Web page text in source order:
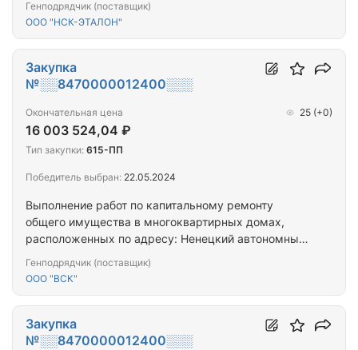
Генподрядчик (поставщик)
ООО "НСК-ЭТАЛОН"
Выполнение работ по капитальному ремонту
общего имущества в многоквартирных домах,
расположенных по адресу: Ненецкий автономный
Генподрядчик (поставщик)
ООО "ВСК"
Закупка
№░░8470000012400░░░
Окончательная цена
16 003 524,04 ₽
25 (+0)
Тип закупки: 615-ПП
Победитель выбран: 22.05.2024
Закупка
№░░8470000012400░░░